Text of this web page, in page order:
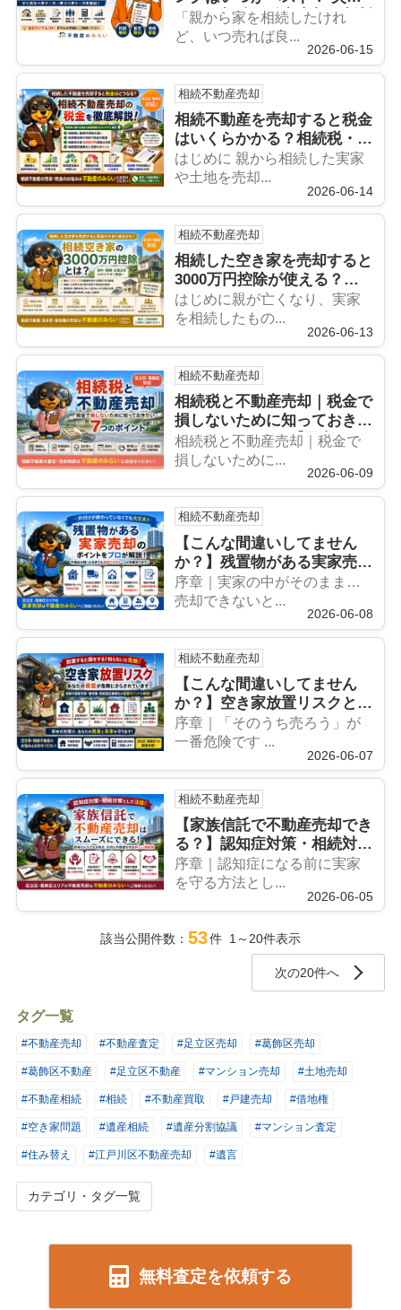
しない相続不動産売却の判断
ポイントをプロが解説
「親から家を相続したけれ
ど、いつ売れば良...
2026-06-15
相続不動産売却
相続不動産を売却すると税金
はいくらかかる？相続税・譲
渡所得税・節税特例を徹底解
説【足立区・葛飾区対応】
はじめに 親から相続した実家
や土地を売却...
2026-06-14
相続不動産売却
相続した空き家を売却すると
3000万円控除が使える？条
件・期限・注意点を徹底解説
【足立区・葛飾区対応】
はじめに親が亡くなり、実家
を相続したもの...
2026-06-13
相続不動産売却
相続税と不動産売却｜税金で
損しないために知っておきた
い7つのポイント【足立区・
葛飾区対応】
相続税と不動産売却｜税金で
損しないために...
2026-06-09
相続不動産売却
【こんな間違いしてません
か？】残置物がある実家売却
はどうする？相続不動産売
却・空き家問題・借地権も徹
序章｜実家の中がそのまま…
売却できないと...
2026-06-08
相続不動産売却
【こんな間違いしてません
か？】空き家放置リスクと
は？相続不動産売却・借地
権・相続登記義務化まで徹底
序章｜「そのうち売ろう」が
一番危険です ...
2026-06-07
相続不動産売却
【家族信託で不動産売却でき
る？】認知症対策・相続対策
で注目される家族信託を不動
産のプロが徹底解説
序章｜認知症になる前に実家
を守る方法とし...
2026-06-05
該当公開件数： 53件 1～20件表示
次の20件へ
タグ一覧
#不動産売却 #不動産査定 #足立区売却 #葛飾区売却
#葛飾区不動産 #足立区不動産 #マンション売却 #土地売却
#不動産相続 #相続 #不動産買取 #戸建売却 #借地権
#空き家問題 #遺産相続 #遺産分割協議 #マンション査定
#住み替え #江戸川区不動産売却 #遺言
カテゴリ・タグ一覧
無料査定を依頼する